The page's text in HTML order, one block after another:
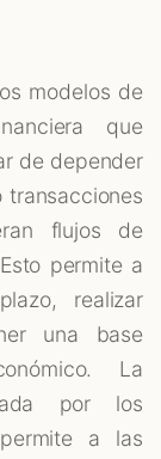
modelos de
que
de depender
flujos de
permite a
realizar
una base
La
por los
a las